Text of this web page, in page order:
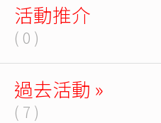
活動推介
( 0 )
過去活動 »
( 7 )